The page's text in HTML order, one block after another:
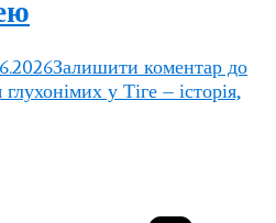
Залишити коментар до
у Тіге – історія,